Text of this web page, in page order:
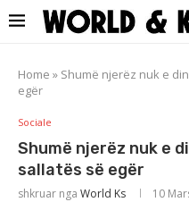
Home » Shumë njerëz nuk e
egër
Sociale
Shumë njerëz nuk e
sallatës së egër
shkruar nga World Ks 10